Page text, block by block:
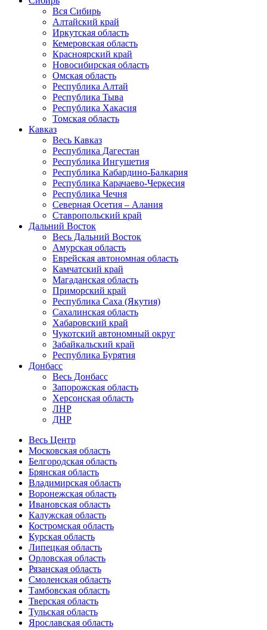
Вся Сибирь
Алтайский край
Иркутская область
Кемеровская область
Красноярский край
Новосибирская область
Омская область
Республика Алтай
Республика Тыва
Республика Хакасия
Томская область
Кавказ
Весь Кавказ
Республика Дагестан
Республика Ингушетия
Республика Кабардино-Балкария
Республика Карачаево-Черкесия
Республика Чечня
Северная Осетия – Алания
Ставропольский край
Дальний Восток
Весь Дальний Восток
Амурская область
Еврейская автономная область
Камчатский край
Магаданская область
Приморский край
Республика Саха (Якутия)
Сахалинская область
Хабаровский край
Чукотский автономный округ
Забайкальский край
Республика Бурятия
Донбасс
Весь Донбасс
Запорожская область
Херсонская область
ЛНР
ДНР
Весь Центр
Московская область
Белгородская область
Брянская область
Владимирская область
Воронежская область
Ивановская область
Калужская область
Костромская область
Курская область
Липецкая область
Орловская область
Рязанская область
Смоленская область
Тамбовская область
Тверская область
Тульская область
Ярославская область